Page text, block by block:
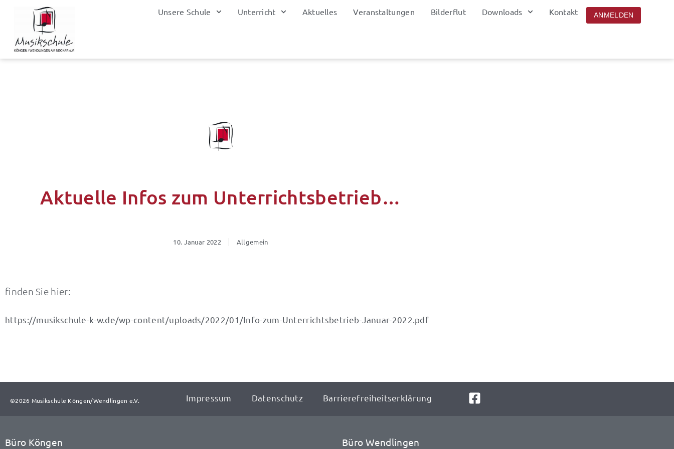
springen
Unsere Schule Unterricht Aktuelles Veranstaltungen Bilderflut Downloads Kontakt ANMELDEN
Aktuelle Infos zum Unterrichtsbetrieb…
10. Januar 2022 Allgemein
finden Sie hier:
https://musikschule-k-w.de/wp-content/uploads/2022/01/Info-zum-Unterrichtsbetrieb-Januar-2022.pdf
©2026 Musikschule Köngen/Wendlingen e.V.​​ Impressum Datenschutz Barrierefreiheitserklärung
Büro Köngen Büro Wendlingen